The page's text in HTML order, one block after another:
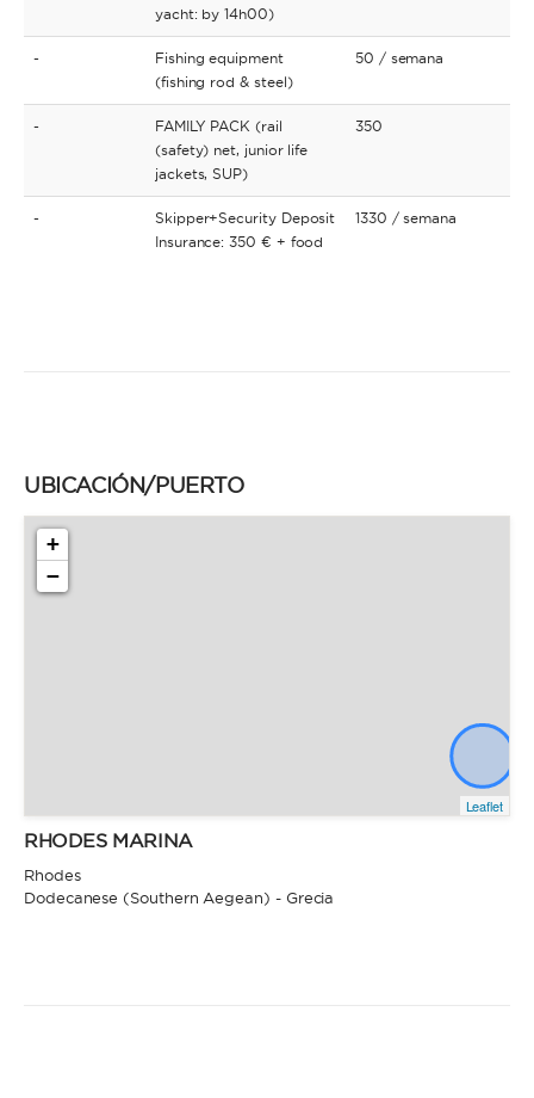
yacht: by 14h00)
-
Fishing equipment
(fishing rod & steel)
50 / semana
-
FAMILY PACK (rail
(safety) net, junior life
jackets, SUP)
350
-
Skipper+Security Deposit
Insurance: 350 € + food
1330 / semana
UBICACIÓN/PUERTO
+
−
Leaflet
RHODES MARINA
Rhodes
Dodecanese (Southern Aegean) - Grecia